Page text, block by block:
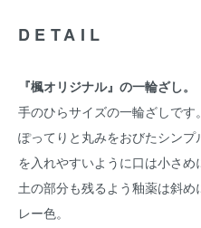
DETAIL
『楓オリジナル』の一輪ざし。
手のひらサイズの一輪ざしです。
ぽってりと丸みをおびたシン
を入れやすいように口は小さ
土の部分も残るよう釉薬は斜
レー色。